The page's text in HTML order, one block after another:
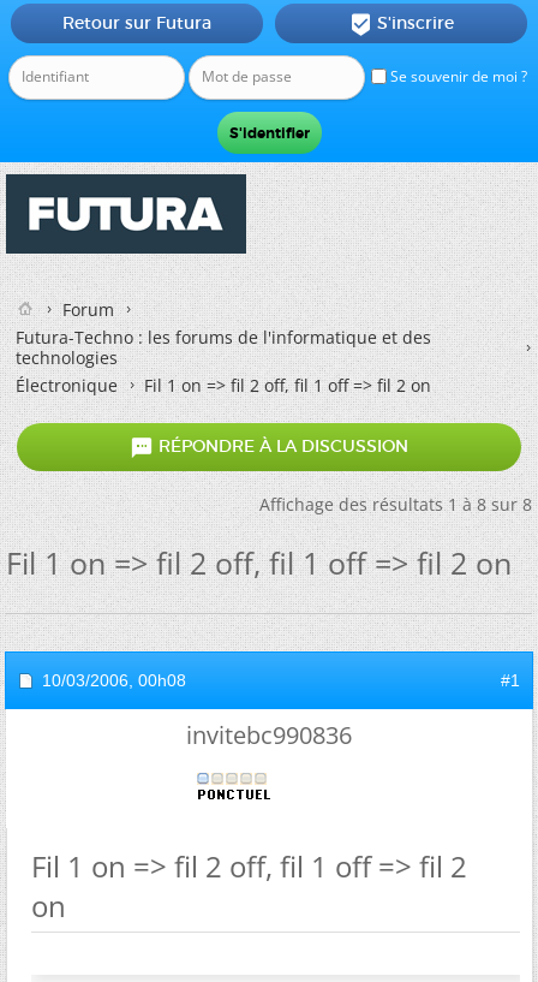
Se souvenir de moi ?
Retour sur Futura  S'inscrire
Forum
Futura-Techno : les forums de l'informatique et des
technologies
Électronique
Fil 1 on => fil 2 off, fil 1 off => fil 2 on
 RÉPONDRE À LA DISCUSSION
Affichage des résultats 1 à 8 sur 8
Fil 1 on => fil 2 off, fil 1 off => fil 2 on
10/03/2006, 00h08 #1
invitebc990836
Fil 1 on => fil 2 off, fil 1 off => fil 2
on